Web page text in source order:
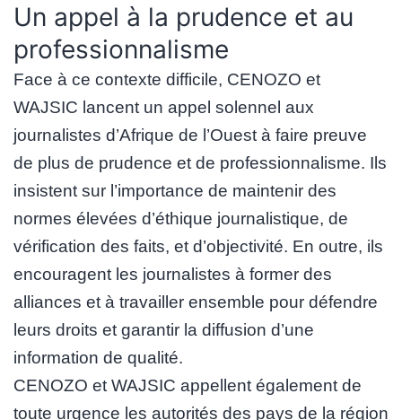
Un appel à la prudence et au
professionnalisme
Face à ce contexte difficile, CENOZO et
WAJSIC lancent un appel solennel aux
journalistes d’Afrique de l’Ouest à faire preuve
de plus de prudence et de professionnalisme. Ils
insistent sur l’importance de maintenir des
normes élevées d’éthique journalistique, de
vérification des faits, et d’objectivité. En outre, ils
encouragent les journalistes à former des
alliances et à travailler ensemble pour défendre
leurs droits et garantir la diffusion d’une
information de qualité.
CENOZO et WAJSIC appellent également de
toute urgence les autorités des pays de la région